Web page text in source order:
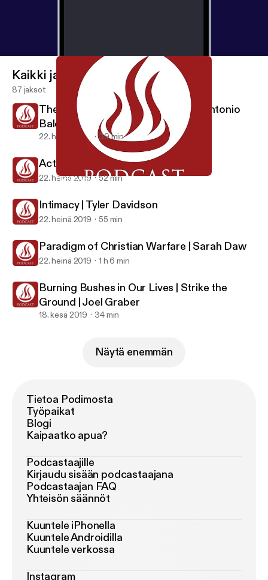
Paradigm of Christian Warfare | Sarah Daw
Kaikki jaksot
87 jaksot
The Inner Life is More Important | Antonio
Baldovinos
22. heinä 2019 39 min
Activating Faith | Joel Graber
22. heinä 2019 52 min
Intimacy | Tyler Davidson
22. heinä 2019 55 min
Paradigm of Christian Warfare | Sarah Daw
22. heinä 2019 1 h 6 min
Burning Bushes in Our Lives | Strike the
Ground | Joel Graber
18. kesä 2019 34 min
Näytä enemmän
Tietoa Podimosta
Työpaikat
Blogi
Kaipaatko apua?
Podcastaajille
Kirjaudu sisään podcastaajana
Podcastaajan FAQ
Yhteisön säännöt
Kuuntele iPhonella
Kuuntele Androidilla
Kuuntele verkossa
Instagram